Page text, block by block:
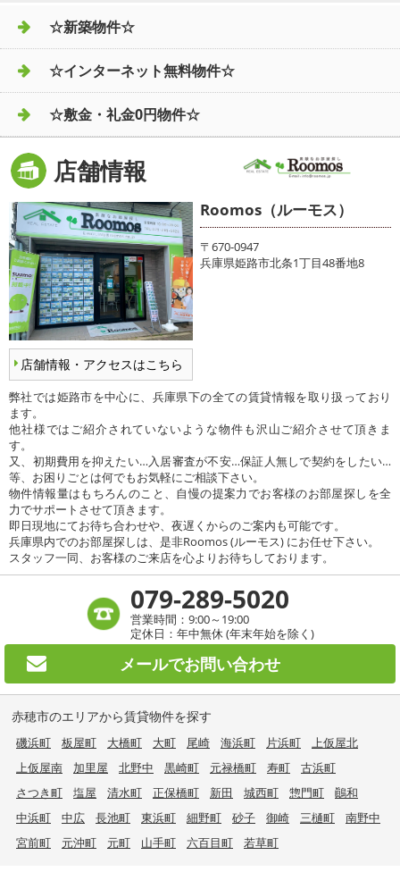
☆新築物件☆
☆インターネット無料物件☆
☆敷金・礼金0円物件☆
店舗情報
店舗情報・アクセスはこちら
Roomos（ルーモス）
〒670-0947
兵庫県姫路市北条1丁目48番地8
弊社では姫路市を中心に、兵庫県下の全ての賃貸情報を取り扱っており
ます。
他社様ではご紹介されていないような物件も沢山ご紹介させて頂きま
す。
又、初期費用を抑えたい…入居審査が不安…保証人無しで契約をしたい…
等、お困りごとは何でもお気軽にご相談下さい。
物件情報量はもちろんのこと、自慢の提案力でお客様のお部屋探しを全
力でサポートさせて頂きます。
即日現地にてお待ち合わせや、夜遅くからのご案内も可能です。
兵庫県内でのお部屋探しは、是非Roomos (ルーモス) にお任せ下さい。
スタッフ一同、お客様のご来店を心よりお待ちしております。
079-289-5020
営業時間：9:00～19:00
定休日：年中無休 (年末年始を除く)
メールでお問い合わせ
赤穂市のエリアから賃貸物件を探す
磯浜町 板屋町 大橋町 大町 尾崎 海浜町 片浜町
上仮屋北
上仮屋南
加里屋 北野中 黒崎町 元禄橋町 寿町
古浜町
さつき町
塩屋 清水町 正保橋町 新田 城西町 惣門町
鷆和
中浜町
中広 長池町 東浜町 細野町 砂子 御崎 三樋町
南野中
宮前町
元沖町 元町 山手町 六百目町 若草町